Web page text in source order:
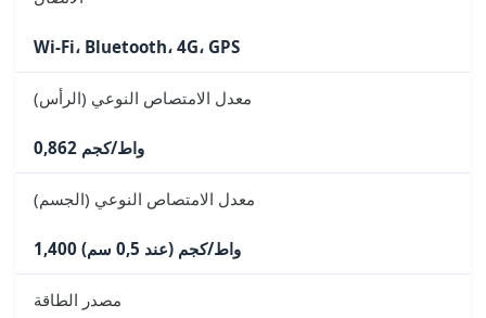
Wi-Fi، Bluetooth، 4G، GPS
معدل الامتصاص النوعي (الرأس)
0,862 واط/كجم
معدل الامتصاص النوعي (الجسم)
1,400 واط/كجم (عند 0,5 سم)
مصدر الطاقة